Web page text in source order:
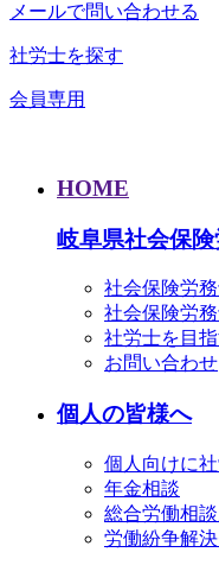
メールで問い合わせる
社労士を探す
会員専用
HOME
岐阜県社会保
社会保険労
社会保険労
社労士を目
お問い合わせ
個人の皆様へ
個人向けに
年金相談
総合労働相
労働紛争解